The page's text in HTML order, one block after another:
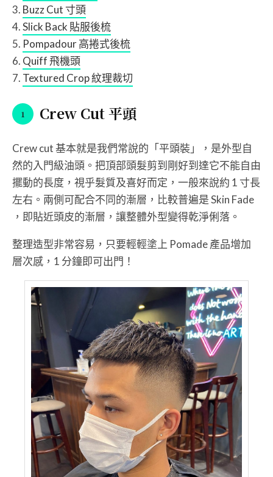
Buzz Cut 寸頭
Slick Back 貼服後梳
Pompadour 高捲式後梳
Quiff 飛機頭
Textured Crop 紋理裁切
Crew Cut 平頭
Crew cut 基本就是我們常說的「平頭裝」，是外型自
然的入門級油頭。把頂部頭髮剪到剛好到達它不能自由
擺動的長度，視乎髮質及喜好而定，一般來說約 1 寸長
左右。兩側可配合不同的漸層，比較普遍是 Skin Fade
，即貼近頭皮的漸層，讓整體外型變得乾淨俐落。
整理造型非常容易，只要輕輕塗上 Pomade 產品增加
層次感，1 分鐘即可出門！